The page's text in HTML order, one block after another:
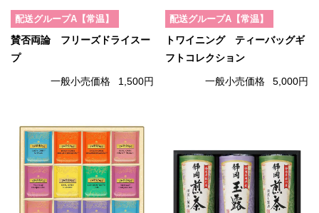
配送グループA【常温】
賛否両論 フリーズドライスー
プ
一般小売価格 1,500円
配送グループA【常温】
トワイニング ティーバッグギ
フトコレクション
一般小売価格 5,000円